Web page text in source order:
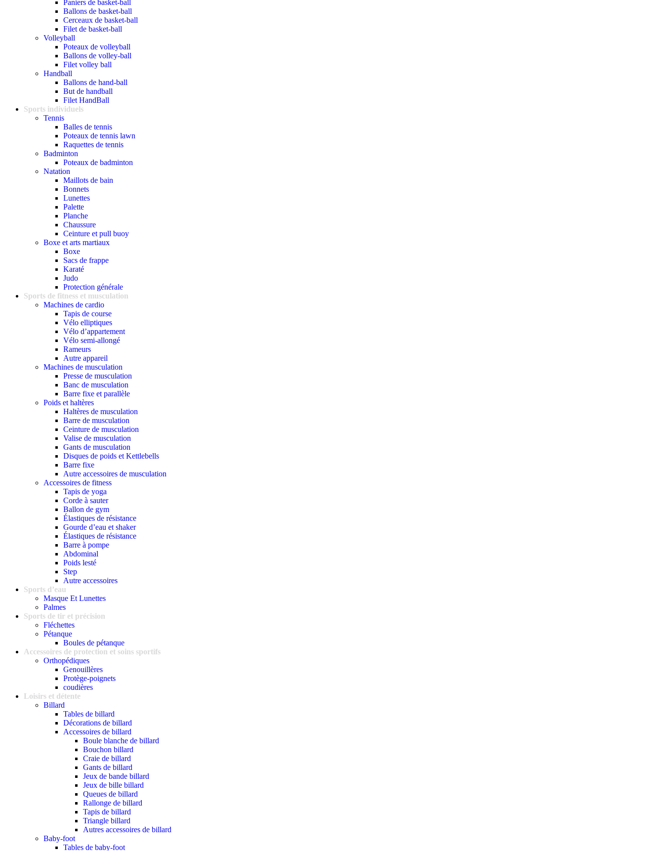
Paniers de basket-ball
Ballons de basket-ball
Cerceaux de basket-ball
Filet de basket-ball
Volleyball
Poteaux de volleyball
Ballons de volley-ball
Filet volley ball
Handball
Ballons de hand-ball
But de handball
Filet HandBall
Sports individuels
Tennis
Balles de tennis
Poteaux de tennis lawn
Raquettes de tennis
Badminton
Poteaux de badminton
Natation
Maillots de bain
Bonnets
Lunettes
Palette
Planche
Chaussure
Ceinture et pull buoy
Boxe et arts martiaux
Boxe
Sacs de frappe
Karaté
Judo
Protection générale
Sports de fitness et musculation
Machines de cardio
Tapis de course
Vélo elliptiques
Vélo d’appartement
Vélo semi-allongé
Rameurs
Autre appareil
Machines de musculation
Presse de musculation
Banc de musculation
Barre fixe et parallèle
Poids et haltères
Haltères de musculation
Barre de musculation
Ceinture de musculation
Valise de musculation
Gants de musculation
Disques de poids et Kettlebells
Barre fixe
Autre accessoires de musculation
Accessoires de fitness
Tapis de yoga
Corde à sauter
Ballon de gym
Élastiques de résistance
Gourde d’eau et shaker
Élastiques de résistance
Barre à pompe
Abdominal
Poids lesté
Step
Autre accessoires
Sports d’eau
Masque Et Lunettes
Palmes
Sports de tir et précision
Fléchettes
Pétanque
Boules de pétanque
Accessoires de protection et soins sportifs
Orthopédiques
Genouillères
Protège-poignets
coudières
Loisirs et détente
Billard
Tables de billard
Décorations de billard
Accessoires de billard
Boule blanche de billard
Bouchon billard
Craie de billard
Gants de billard
Jeux de bande billard
Jeux de bille billard
Queues de billard
Rallonge de billard
Tapis de billard
Triangle billard
Autres accessoires de billard
Baby-foot
Tables de baby-foot